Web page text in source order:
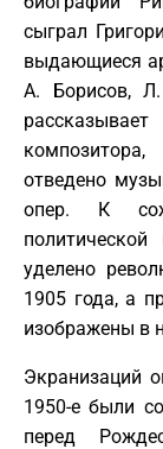
сыграл
выдающиеся
А. Борисов, Л.
отведено
опер. К
уделено
1905 года, а
изображены в
Экранизаций
1950-е были
перед